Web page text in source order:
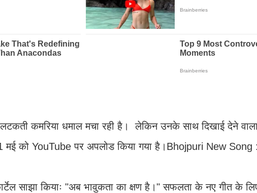
कमरिया धमाल मचा रही है। लेकिन उनके साथ दिखाई देने
मई को YouTube पर अपलोड किया गया है।Bhojpuri New Song :
साझा कियाः "अब भावुकता का क्षण है।" सफलता के नए गीत के